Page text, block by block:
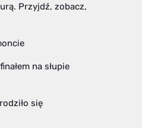
Przyjdź, zobacz,
na słupie
się